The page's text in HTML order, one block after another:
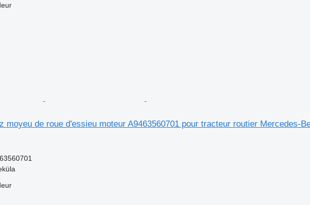
moyeu de roue d'essieu moteur A9463560701 pour tracteur routier Mercedes-